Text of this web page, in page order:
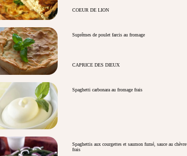
COEUR DE LION
Suprêmes de poulet farcis au fromage
CAPRICE DES DIEUX
Spaghetti carbonara au fromage frais
Spaghettis aux courgettes et saumon fumé, sauce au chèvre
frais